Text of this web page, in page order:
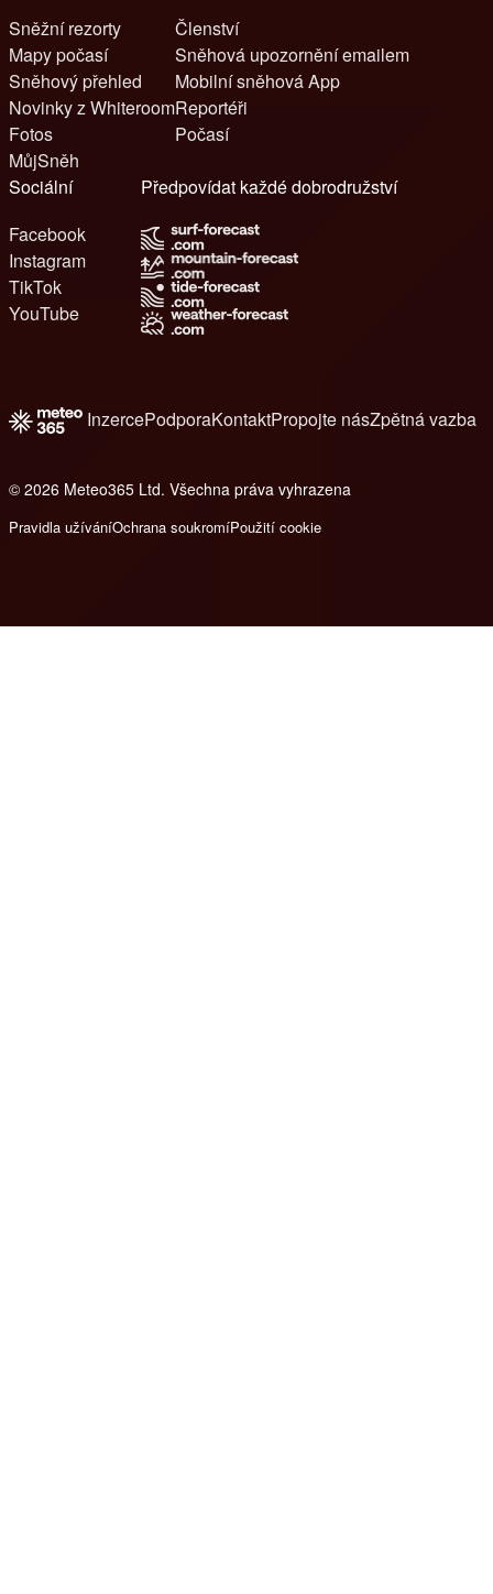
Sněžní rezorty
Mapy počasí
Sněhový přehled
Novinky z Whiteroom
Fotos
MůjSněh
Členství
Sněhová upozornění emailem
Mobilní sněhová App
Reportéři
Počasí
Sociální
Facebook
Instagram
TikTok
YouTube
Předpovídat každé dobrodružství
InzercePodporaKontaktPropojte násZpětná vazba
© 2026 Meteo365 Ltd. Všechna práva vyhrazena
Pravidla užíváníOchrana soukromíPoužití cookie